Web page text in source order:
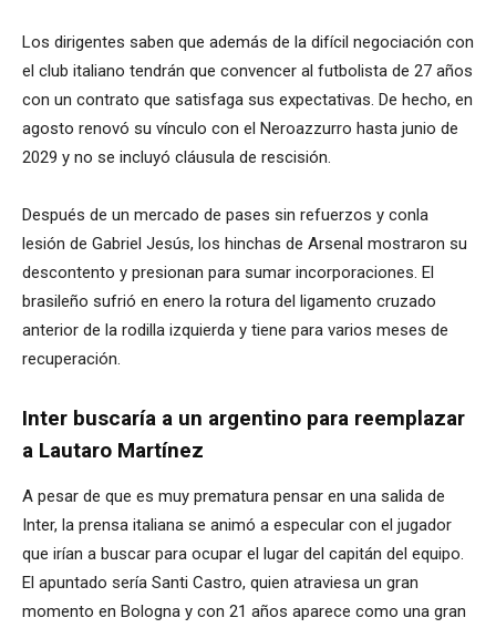
Los dirigentes saben que además de la difícil negociación con
el club italiano tendrán que convencer al futbolista de 27 años
con un contrato que satisfaga sus expectativas. De hecho, en
agosto renovó su vínculo con el Neroazzurro hasta junio de
2029 y no se incluyó cláusula de rescisión.
Después de un mercado de pases sin refuerzos y conla
lesión de Gabriel Jesús, los hinchas de Arsenal mostraron su
descontento y presionan para sumar incorporaciones. El
brasileño sufrió en enero la rotura del ligamento cruzado
anterior de la rodilla izquierda y tiene para varios meses de
recuperación.
Inter buscaría a un argentino para reemplazar
a Lautaro Martínez
A pesar de que es muy prematura pensar en una salida de
Inter, la prensa italiana se animó a especular con el jugador
que irían a buscar para ocupar el lugar del capitán del equipo.
El apuntado sería Santi Castro, quien atraviesa un gran
momento en Bologna y con 21 años aparece como una gran